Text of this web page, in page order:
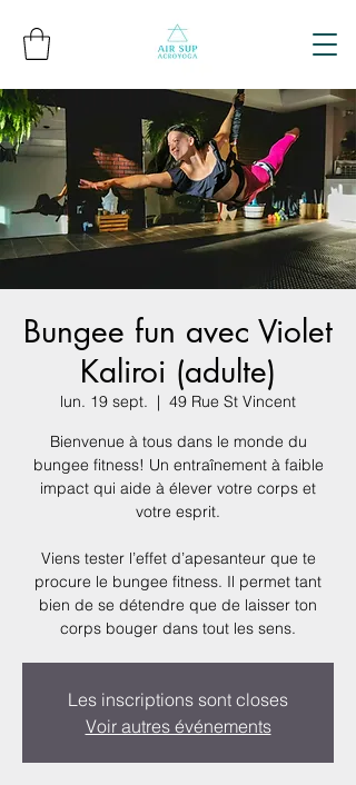
Bungee fun avec Violet
Kaliroi (adulte)
lun. 19 sept.
  |
49 Rue St Vincent
Bienvenue à tous dans le monde du
bungee fitness! Un entraînement à faible
impact qui aide à élever votre corps et
votre esprit.
Viens tester l’effet d’apesanteur que te
procure le bungee fitness. Il permet tant
bien de se détendre que de laisser ton
corps bouger dans tout les sens.
Les inscriptions sont closes
Voir autres événements